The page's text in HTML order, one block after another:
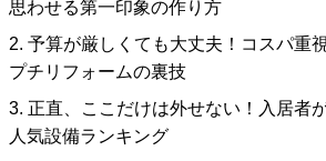
思わせる第一印象の作り方
2. 予算が厳しくても大丈夫！コスパ重
プチリフォームの裏技
3. 正直、ここだけは外せない！入居者
人気設備ランキング